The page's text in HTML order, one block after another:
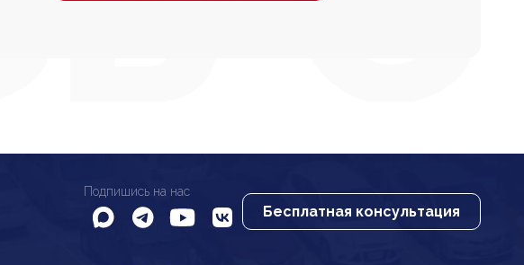
Подпишись на нас
Бесплатная консультация